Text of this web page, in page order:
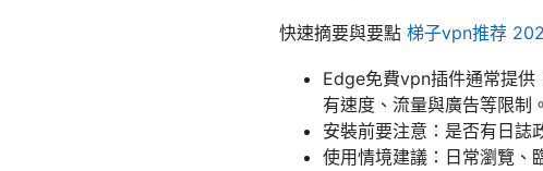
快速摘要與要點 梯子vpn推荐
Edge免費vpn插件通常提供
有速度、流量與廣告等限制。
安裝前要注意：是否有日誌
使用情境建議：日常瀏覽、